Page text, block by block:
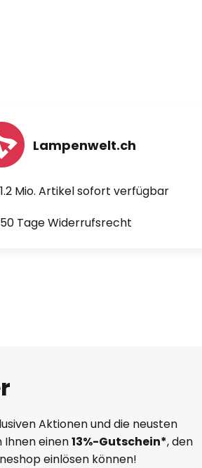
Lampenwelt.ch
1.2 Mio. Artikel sofort verfügbar
50 Tage Widerrufsrecht
Aktionen und die neusten
einen13%-Gutschein*, den
einlösen können!